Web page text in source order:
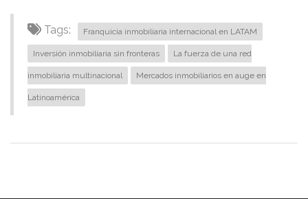
Tags: Franquicia inmobiliaria internacional en LATAM
Inversión inmobiliaria sin fronteras La fuerza de una red
inmobiliaria multinacional Mercados inmobiliarios en auge en
Latinoamérica